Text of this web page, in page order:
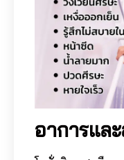
อาการแล